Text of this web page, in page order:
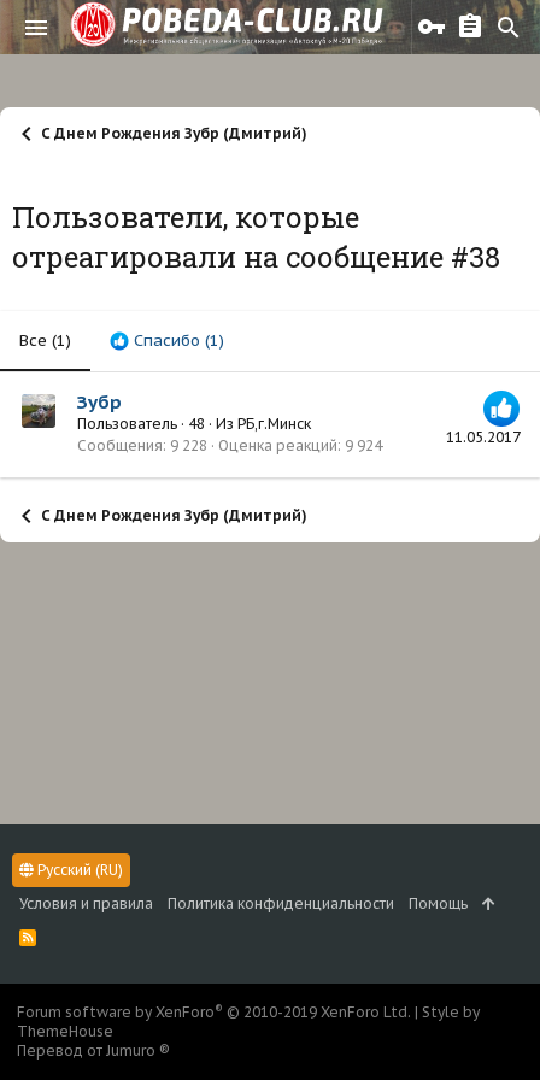
С Днем Рождения Зубр (Дмитрий)
Пользователи, которые
отреагировали на сообщение #38
Все (1) Спасибо (1)
11.05.2017
Зубр
Пользователь · 48 · Из РБ,г.Минск
Сообщения 9 228 Оценка реакций 9 924
С Днем Рождения Зубр (Дмитрий)
Русский (RU)
Условия и правила
Политика конфиденциальности Помощь
R
S
Forum software by XenForo® © 2010-2019 XenForo Ltd. | Style by
ThemeHouse
Перевод от Jumuro ®